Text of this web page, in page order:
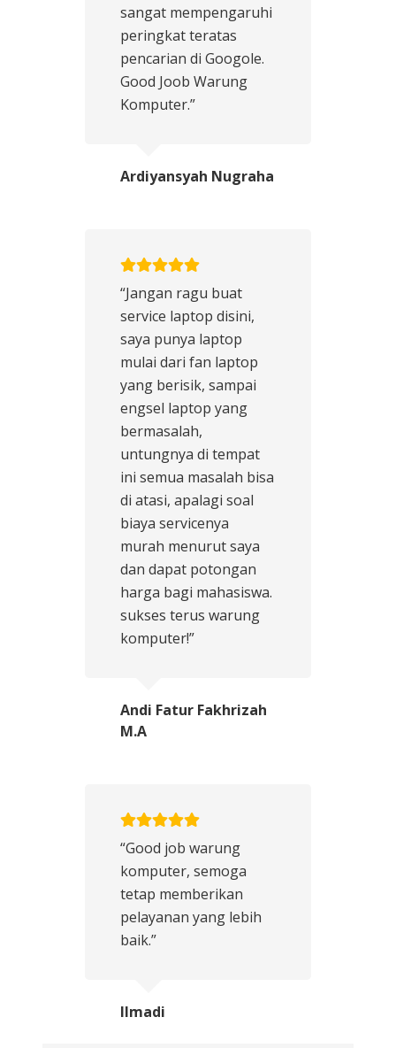
sangat mempengaruhi
peringkat teratas
pencarian di Googole.
Good Joob Warung
Komputer.”
Ardiyansyah Nugraha
“Jangan ragu buat
service laptop disini,
saya punya laptop
mulai dari fan laptop
yang berisik, sampai
engsel laptop yang
bermasalah,
untungnya di tempat
ini semua masalah bisa
di atasi, apalagi soal
biaya servicenya
murah menurut saya
dan dapat potongan
harga bagi mahasiswa.
sukses terus warung
komputer!”
Andi Fatur Fakhrizah
M.A
“Good job warung
komputer, semoga
tetap memberikan
pelayanan yang lebih
baik.”
Ilmadi